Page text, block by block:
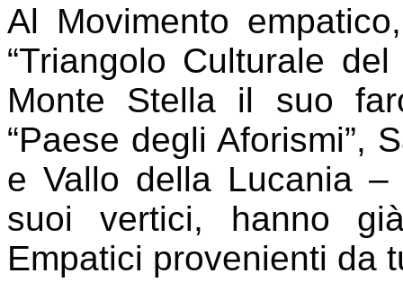
Al Movimento
“Triangolo Culturale
Monte Stella il suo
“Paese degli Aforismi”,
e Vallo della Lucania –
suoi vertici, hanno
Empatici provenienti da